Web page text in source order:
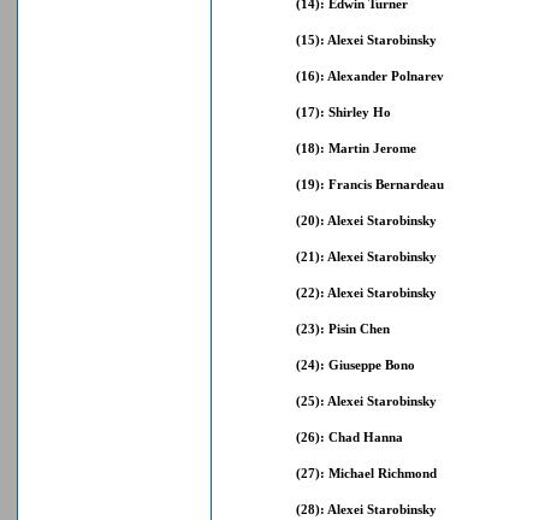
(14): Edwin Turner
(15): Alexei Starobinsky
(16): Alexander Polnarev
(17): Shirley Ho
(18): Martin Jerome
(19): Francis Bernardeau
(20): Alexei Starobinsky
(21): Alexei Starobinsky
(22): Alexei Starobinsky
(23): Pisin Chen
(24): Giuseppe Bono
(25): Alexei Starobinsky
(26): Chad Hanna
(27): Michael Richmond
(28): Alexei Starobinsky